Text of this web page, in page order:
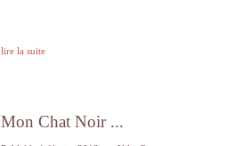
lire la suite
Mon Chat Noir ...